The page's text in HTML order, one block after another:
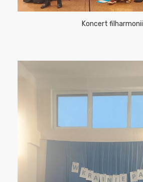
Koncert filharmonii